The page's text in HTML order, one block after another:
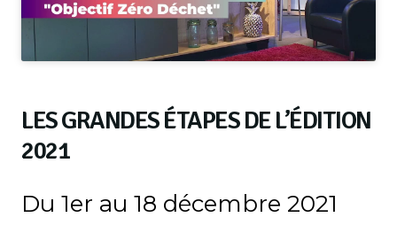
LES GRANDES ÉTAPES DE L’ÉDITION
2021
Du 1er au 18 décembre 2021